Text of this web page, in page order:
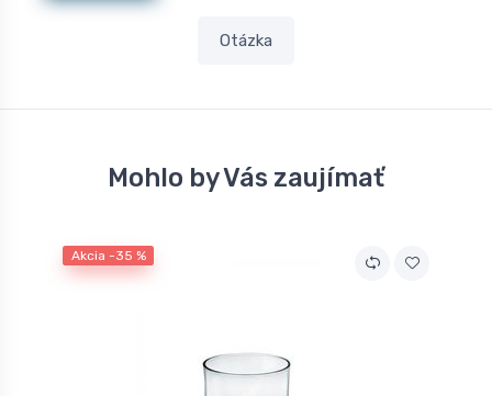
Otázka
Mohlo by Vás zaujímať
Akcia -35 %